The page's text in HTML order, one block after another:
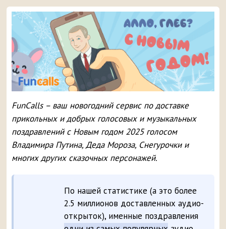
FunCalls – ваш новогодний сервис по доставке
прикольных и добрых голосовых и музыкальных
поздравлений с Новым годом 2025 голосом
Владимира Путина, Деда Мороза, Снегурочки и
многих других сказочных персонажей.
По нашей статистике (а это более
2.5 миллионов доставленных аудио-
открыток), именные поздравления